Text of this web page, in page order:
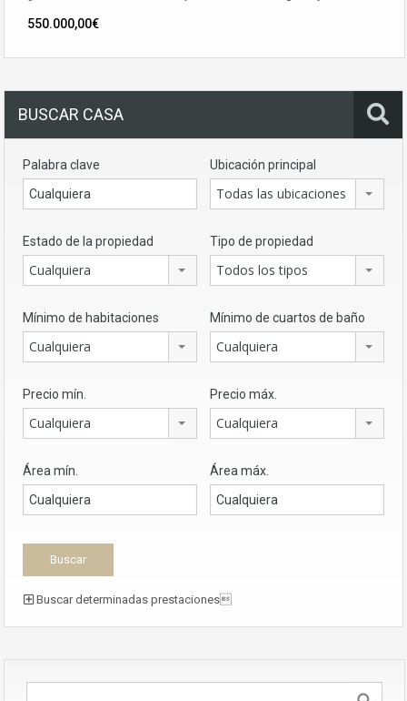
550.000,00€
BUSCAR CASA
Palabra clave Ubicación principal
Todas las ubicaciones
Estado de la propiedad
Cualquiera
Tipo de propiedad
Todos los tipos
Mínimo de habitaciones
Cualquiera
Mínimo de cuartos de baño
Cualquiera
Precio mín.
Cualquiera
Precio máx.
Cualquiera
Área mín. Área máx.
Buscar determinadas prestaciones